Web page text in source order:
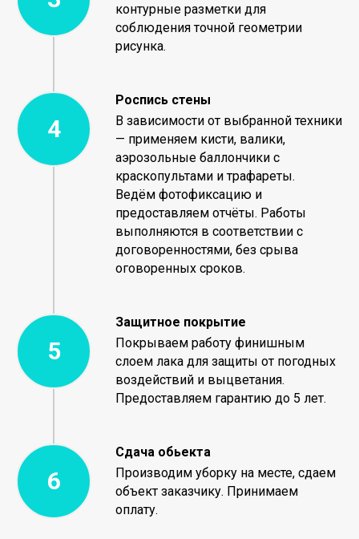
контурные разметки для
соблюдения точной геометрии
рисунка.
Роспись стены
В зависимости от выбранной техники
— применяем кисти, валики,
аэрозольные баллончики с
краскопультами и трафареты.
Ведём фотофиксацию и
предоставляем отчёты. Работы
выполняются в соответствии с
договоренностями, без срыва
оговоренных сроков.
Защитное покрытие
Покрываем работу финишным
слоем лака для защиты от погодных
воздействий и выцветания.
Предоставляем гарантию до 5 лет.
Сдача обьекта
Производим уборку на месте, сдаем
объект заказчику. Принимаем
оплату.